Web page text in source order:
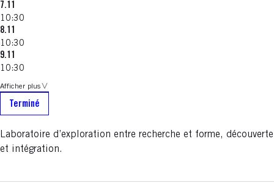
7.11
10:30
8.11
10:30
9.11
10:30
Afficher plus
Terminé
Laboratoire d’exploration entre recherche et forme, découverte
et intégration.